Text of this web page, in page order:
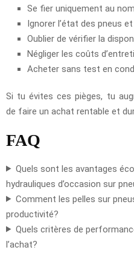
Se fier uniquement au
Ignorer l’état des pneus
Oublier de vérifier la
Négliger les coûts
Acheter sans test en
Si tu évites ces pièges, tu
de faire un achat rentable et
FAQ
Quels sont les avantages
hydrauliques d’occasion sur
Comment les pelles sur
productivité?
Quels critères de
l’achat?